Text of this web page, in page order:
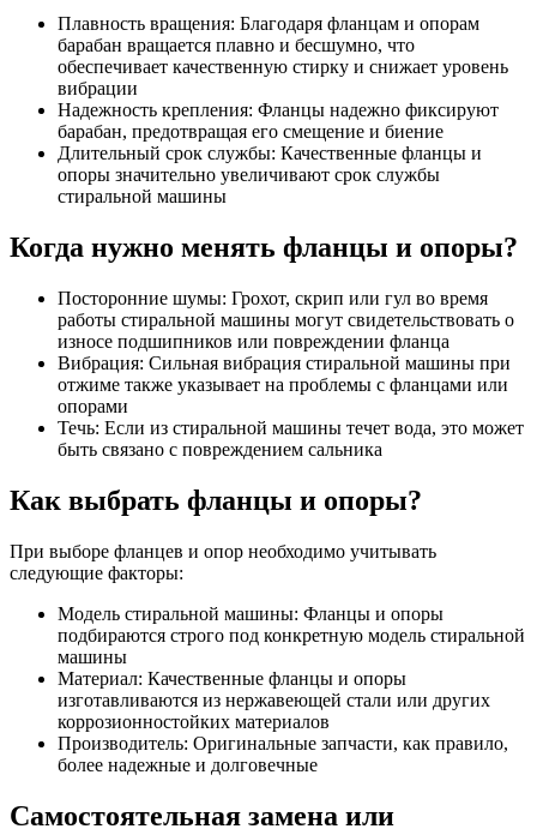
Плавность вращения: Благодаря фланцам и опорам
барабан вращается плавно и бесшумно, что
обеспечивает качественную стирку и снижает уровень
вибрации
Надежность крепления: Фланцы надежно фиксируют
барабан, предотвращая его смещение и биение
Длительный срок службы: Качественные фланцы и
опоры значительно увеличивают срок службы
стиральной машины
Когда нужно менять фланцы и опоры?
Посторонние шумы: Грохот, скрип или гул во время
работы стиральной машины могут свидетельствовать о
износе подшипников или повреждении фланца
Вибрация: Сильная вибрация стиральной машины при
отжиме также указывает на проблемы с фланцами или
опорами
Течь: Если из стиральной машины течет вода, это может
быть связано с повреждением сальника
Как выбрать фланцы и опоры?
При выборе фланцев и опор необходимо учитывать
следующие факторы:
Модель стиральной машины: Фланцы и опоры
подбираются строго под конкретную модель стиральной
машины
Материал: Качественные фланцы и опоры
изготавливаются из нержавеющей стали или других
коррозионностойких материалов
Производитель: Оригинальные запчасти, как правило,
более надежные и долговечные
Самостоятельная замена или